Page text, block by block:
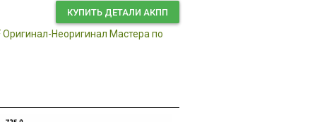
КУПИТЬ ДЕТАЛИ АКПП
Оригинал-Неоригинал Мастера по